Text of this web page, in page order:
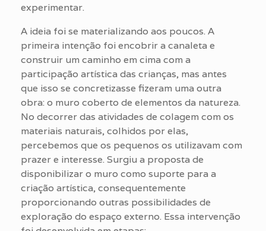
experimentar.
A ideia foi se materializando aos poucos. A
primeira intenção foi encobrir a canaleta e
construir um caminho em cima com a
participação artística das crianças, mas antes
que isso se concretizasse fizeram uma outra
obra: o muro coberto de elementos da natureza.
No decorrer das atividades de colagem com os
materiais naturais, colhidos por elas,
percebemos que os pequenos os utilizavam com
prazer e interesse. Surgiu a proposta de
disponibilizar o muro como suporte para a
criação artística, consequentemente
proporcionando outras possibilidades de
exploração do espaço externo. Essa intervenção